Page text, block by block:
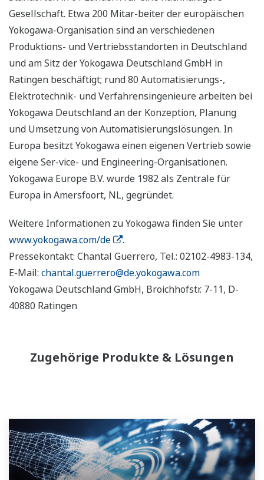
Gesellschaft. Etwa 200 Mitar-beiter der europäischen
Yokogawa-Organisation sind an verschiedenen
Produktions- und Vertriebsstandorten in Deutschland
und am Sitz der Yokogawa Deutschland GmbH in
Ratingen beschäftigt; rund 80 Automatisierungs-,
Elektrotechnik- und Verfahrensingenieure arbeiten bei
Yokogawa Deutschland an der Konzeption, Planung
und Umsetzung von Automatisierungslösungen. In
Europa besitzt Yokogawa einen eigenen Vertrieb sowie
eigene Ser-vice- und Engineering-Organisationen.
Yokogawa Europe B.V. wurde 1982 als Zentrale für
Europa in Amersfoort, NL, gegründet.
Weitere Informationen zu Yokogawa finden Sie unter
www.yokogawa.com/de
.
Pressekontakt: Chantal Guerrero, Tel.: 02102-4983-134,
E-Mail: chantal.guerrero@de.yokogawa.com
Yokogawa Deutschland GmbH, Broichhofstr. 7-11, D-
40880 Ratingen
Zugehörige Produkte & Lösungen